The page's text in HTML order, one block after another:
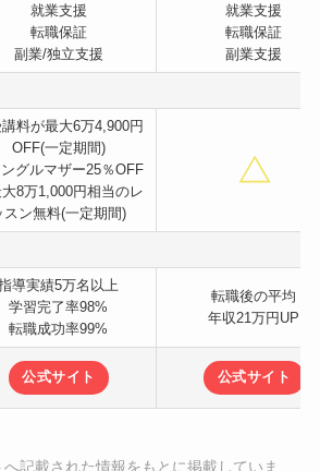
就業支援
転職保証
副業/独立支援
就業支援
転職保証
副業支援
講料が最大6万4,900円
OFF(一定期間)
ングルマザー25％OFF
大8万1,000円相当のレ
スン無料(一定期間)
導実績5万名以上
学習完了率98%
転職成功率99%
転職後の平均
年収21万円UP
公式サイト 公式サイト
へ記載された情報をもとに掲載していま